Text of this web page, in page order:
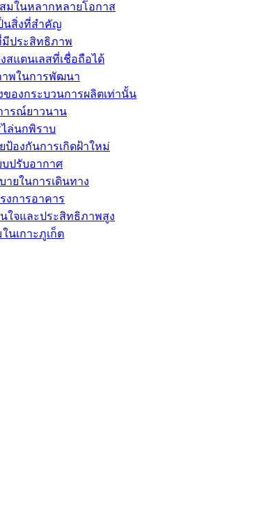
สมในหลากหลายโอกาส
นสิ่งที่สำคัญ
มีประสิทธิภาพ
สแตนเลสที่เชื่อถือได้
าพในการพัฒนา
องกระบวนการผลิตเท่านั้น
ารณ์ยาวนาน
ล่นกพิราบ
ป้องกันการเกิดฝ้าใหม่
บปรับอากาศ
ยในการเดินทาง
งการอาคาร
จและประสิทธิภาพสูง
นเกาะภูเก็ต